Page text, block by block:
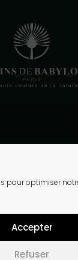
pour optimiser
Accepter
Refuser